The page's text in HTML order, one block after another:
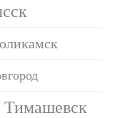
Тимашевск